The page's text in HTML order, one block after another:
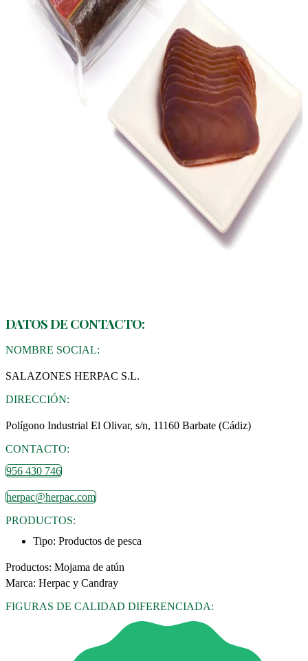
DATOS DE CONTACTO:
NOMBRE SOCIAL:
SALAZONES HERPAC S.L.
DIRECCIÓN:
Polígono Industrial El Olivar, s/n, 11160 Barbate (Cádiz)
CONTACTO:
956 430 746
herpac@herpac.com
PRODUCTOS:
Tipo: Productos de pesca
Productos: Mojama de atún
Marca: Herpac y Candray
FIGURAS DE CALIDAD DIFERENCIADA: